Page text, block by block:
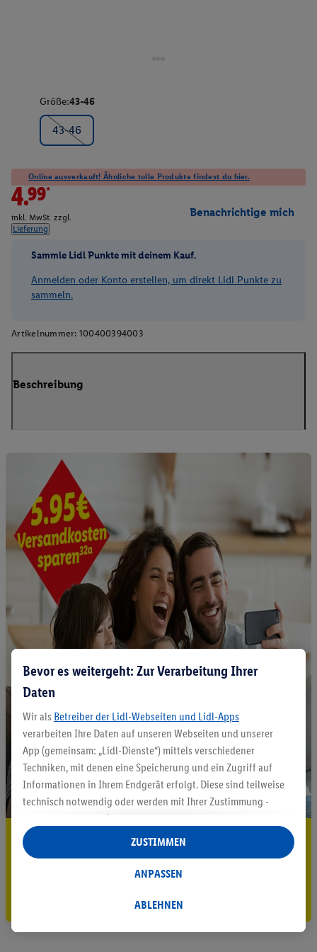
Größe:43-46
43-46
Online ausverkauft! Ähnliche tolle Produkte findest du hier.
4.99*
inkl. MwSt. zzgl.
Lieferung
Benachrichtige mich
Sammle Lidl Punkte mit deinem Kauf.
Anmelden oder Konto erstellen, um direkt Lidl Punkte zu
sammeln.
Artikelnummer: 100400394003
Beschreibung
5.95 € Versand sparen³²ᵃ
Jetzt zum Newsletter anmelden
Bevor es weitergeht: Zur Verarbeitung Ihrer
Daten
Wir als Betreiber der Lidl-Webseiten und Lidl-Apps
verarbeiten Ihre Daten auf unseren Webseiten und unserer
App (gemeinsam: „Lidl-Dienste“) mittels verschiedener
Techniken, mit denen eine Speicherung und ein Zugriff auf
Informationen in Ihrem Endgerät erfolgt. Diese sind teilweise
technisch notwendig oder werden mit Ihrer Zustimmung -
auch durch Partner (u.a.
Verantwortliche; im Zusammenhang mit dem IAB TCF
insgesamt
Statistik-Erstellung oder für personalisierte Werbung
Datenverarbeitungen für personalisierte Werbung werden
ABLEHNEN
ANPASSEN
ZUSTIMMEN